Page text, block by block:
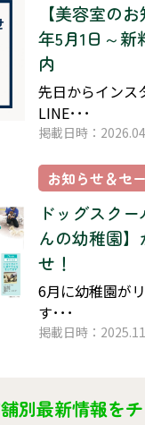
【美容室の
年5月1日～
内
先日からインス
LINE･･･
掲載日時：
お知らせ＆セ
ドッグスク
んの幼稚園
せ！
6月に幼稚園が
す･･･
掲載日時：
別最新情報をチ